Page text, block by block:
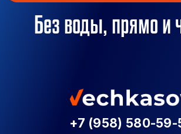
Без воды, прямо и
+7 (958) 580-59-